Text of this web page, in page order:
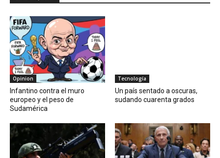
Opinion
Infantino contra el muro
europeo y el peso de
Sudamérica
Tecnología
Un país sentado a oscuras,
sudando cuarenta grados